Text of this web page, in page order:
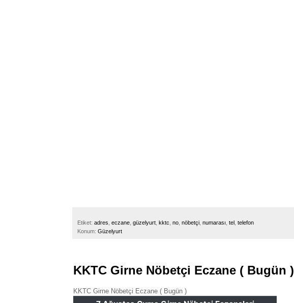
Etiket: adres eczane güzelyurt kktc no nöbetçi numarası tel telefon
Konum: Güzelyurt
KKTC Girne Nöbetçi Eczane ( Bugün )
KKTC Girne Nöbetçi Eczane ( Bugün )